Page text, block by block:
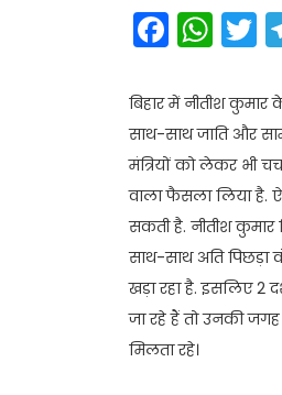
बिहार में नीतीश
साथ-साथ जाति और
मंत्रियों को लेकर भी
वाला फैसला लिया है.
सकती है. नीतीश
साथ-साथ अति पिछड़ा
खड़ा रहा है. इसलिए 2
जा रहे हैं तो उनकी
मिलता रहे।